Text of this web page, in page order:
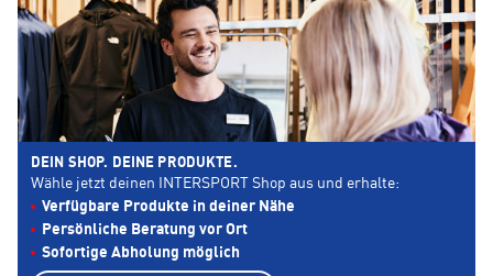
DEIN SHOP. DEINE PRODUKTE.
Wähle jetzt deinen INTERSPORT Shop aus und erhalte:
Verfügbare Produkte in deiner Nähe
Persönliche Beratung vor Ort
Sofortige Abholung möglich